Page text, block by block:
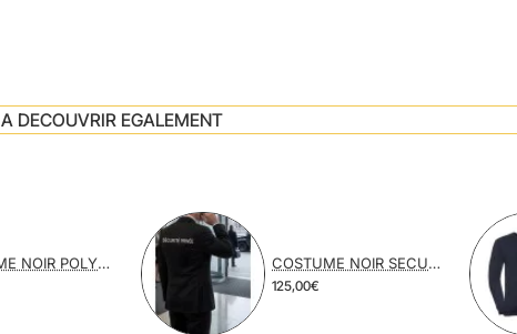
A DECOUVRIR EGALEMENT
COSTUME NOIR POLYESTER VISCOSE COSTUME NOIR SECURITE PRIVEE
125,00€